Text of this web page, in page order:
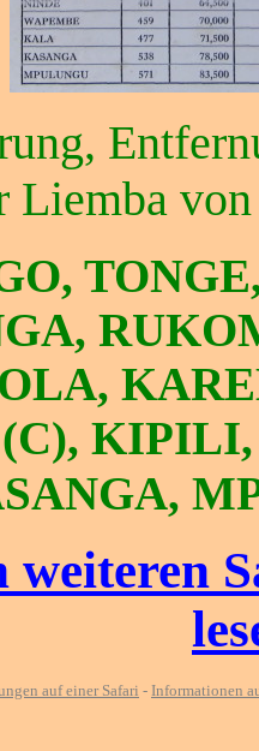
Liemba
weiteren
auf einer Safari - Informationen